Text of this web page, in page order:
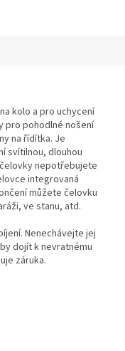
kolo a pro uchycení
pro pohodlné nošení
na řídítka. Je
svítilnou, dlouhou
nepotřebujete
integrovaná
můžete čelovku
ve stanu, atd.
Nenechávejte jej
dojít k nevratnému
záruka.